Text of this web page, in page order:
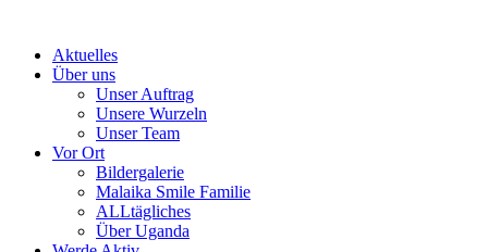
contentAktuelles
Über uns
Unser Auftrag
Unsere Wurzeln
Unser Team
Vor Ort
Bildergalerie
Malaika Smile Familie
ALLtägliches
Über Uganda